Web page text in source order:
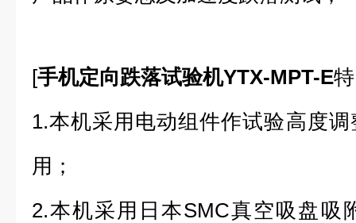
[手机定向跌落试验机YTX-MPT-E
1.本机采用电动组件作试验高度
用；
2.本机采用日本SMC真空吸盘吸